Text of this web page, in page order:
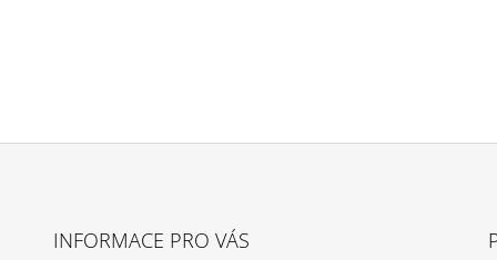
INFORMACE PRO VÁS